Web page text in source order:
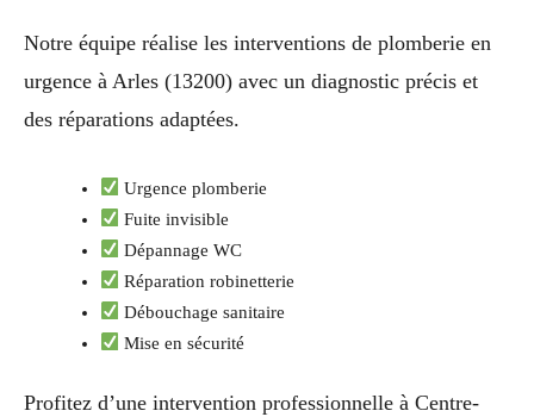
Notre équipe réalise les interventions de plomberie en
urgence à Arles (13200) avec un diagnostic précis et
des réparations adaptées.
Urgence plomberie
Fuite invisible
Dépannage WC
Réparation robinetterie
Débouchage sanitaire
Mise en sécurité
Profitez d’une intervention professionnelle à Centre-